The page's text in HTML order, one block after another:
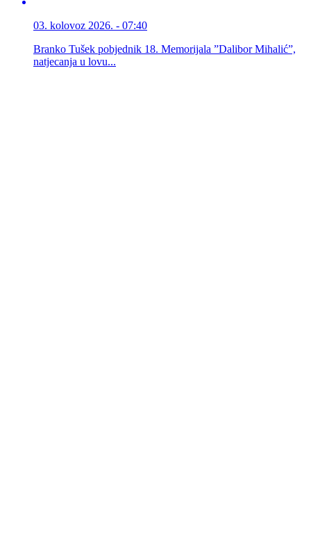
03. kolovoz 2026. - 07:40
Branko Tušek pobjednik 18. Memorijala ”Dalibor Mihalić”,
natjecanja u lovu...